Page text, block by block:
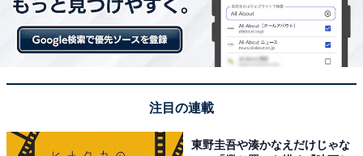
注目の連載
東野圭吾や湊かなえだけじゃな